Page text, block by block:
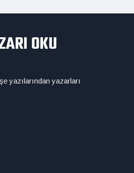
yazılarından yazarları